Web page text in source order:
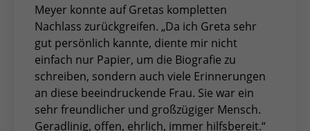
Meyer konnte auf Gretas kompletten
Nachlass zurückgreifen. „Da ich Greta sehr
gut persönlich kannte, diente mir nicht
einfach nur Papier, um die Biografie zu
schreiben, sondern auch viele Erinnerungen
an diese beeindruckende Frau. Sie war ein
sehr freundlicher und großzügiger Mensch.
Geradlinig, offen, ehrlich, immer hilfsbereit.“